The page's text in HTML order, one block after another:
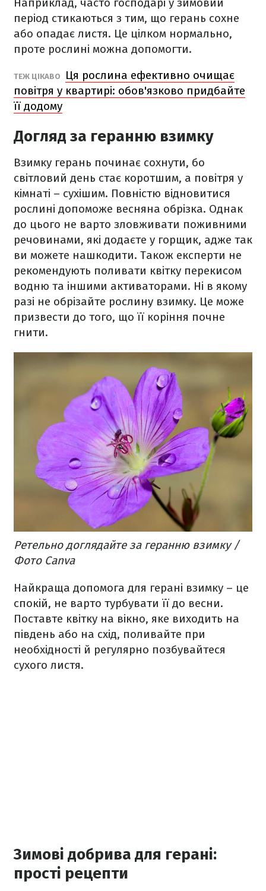
період стикаються з тим, що герань сохне
або опадає листя. Це цілком нормально,
проте рослині можна допомогти.
ТЕЖ ЦІКАВО
Ця рослина ефективно очищає
повітря у квартирі: обов'язково придбайте
її додому
Догляд за геранню взимку
Взимку герань починає сохнути, бо
світловий день стає коротшим, а повітря у
кімнаті – сухішим. Повністю відновитися
рослині допоможе весняна обрізка. Однак
до цього не варто зловживати поживними
речовинами, які додаєте у горщик, адже так
ви можете нашкодити. Також експерти не
рекомендують поливати квітку перекисом
водню та іншими активаторами. Ні в якому
разі не обрізайте рослину взимку. Це може
призвести до того, що її коріння почне
гнити.
Ретельно доглядайте за геранню взимку /
Фото Canva
Найкраща допомога для герані взимку – це
спокій, не варто турбувати її до весни.
Поставте квітку на вікно, яке виходить на
південь або на схід, поливайте при
необхідності й регулярно позбувайтеся
сухого листя.
Зимові добрива для герані:
прості рецепти